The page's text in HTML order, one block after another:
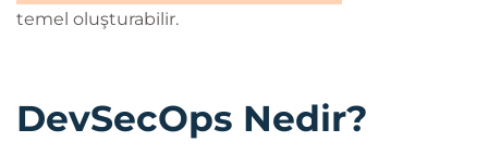
temel oluşturabilir.
DevSecOps Nedir?